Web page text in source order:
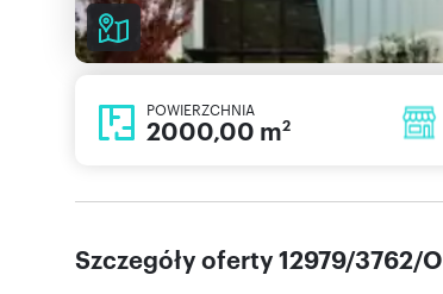
POWIERZCHNIA
2000,00 m2
Szczegóły oferty 12979/3762/